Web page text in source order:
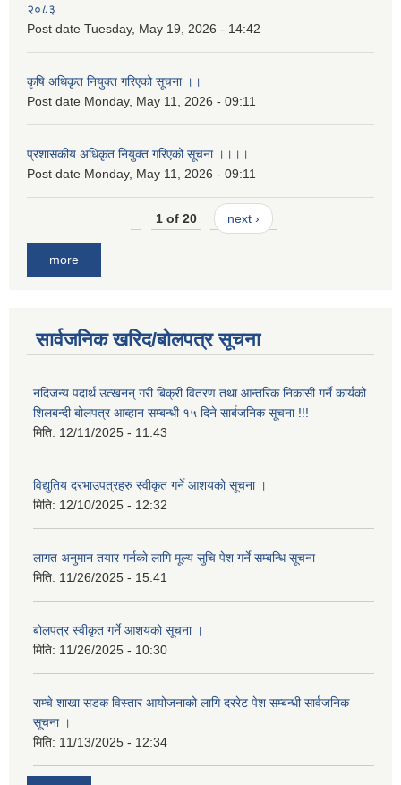
२०८३
Post date Tuesday, May 19, 2026 - 14:42
कृषि अधिकृत नियुक्त गरिएको सूचना ।।
Post date Monday, May 11, 2026 - 09:11
प्रशासकीय अधिकृत नियुक्त गरिएको सूचना ।।।।
Post date Monday, May 11, 2026 - 09:11
1 of 20 next ›
more
सार्वजनिक खरिद/बोलपत्र सूचना
नदिजन्य पदार्थ उत्खनन् गरी बिक्री वितरण तथा आन्तरिक निकासी गर्ने कार्यको
शिलबन्दी बोलपत्र आब्हान सम्बन्धी १५ दिने सार्बजनिक सूचना !!!
मिति: 12/11/2025 - 11:43
विद्युतिय दरभाउपत्रहरु स्वीकृत गर्ने आशयको सूचना ।
मिति: 12/10/2025 - 12:32
लागत अनुमान तयार गर्नकाे लागि मूल्य सुचि पेश गर्ने सम्बन्धि सूचना
मिति: 11/26/2025 - 15:41
बोलपत्र स्वीकृत गर्ने आशयको सूचना ।
मिति: 11/26/2025 - 10:30
राम्चे शाखा सडक विस्तार आयोजनाको लागि दररेट पेश सम्बन्धी सार्वजनिक
सूचना ।
मिति: 11/13/2025 - 12:34